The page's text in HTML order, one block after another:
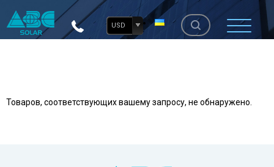
USD
Товаров, соответствующих вашему запросу, не обнаружено.